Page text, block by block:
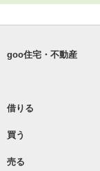
goo住宅・不動産
借りる
買う
売る